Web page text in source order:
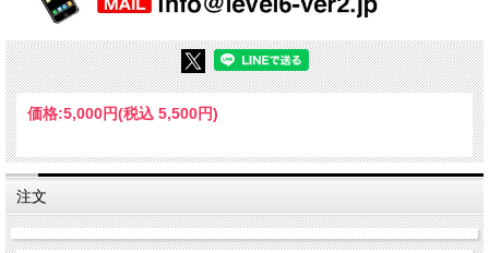
価格:5,000円(税込 5,500円)
注文